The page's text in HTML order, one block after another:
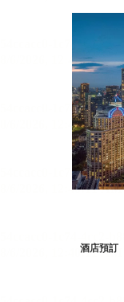
酒店預訂